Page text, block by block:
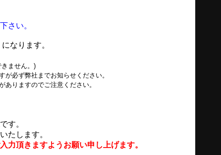
さい。
になります。
ません。)
必ず弊社までお知らせください。
りますのでご注意ください。
す。
たします。
頂きますようお願い申し上げます。